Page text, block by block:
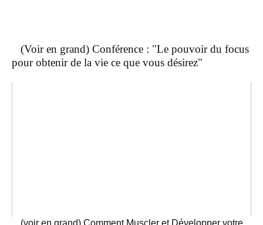
(Voir en grand) Conférence : "Le pouvoir du focus
pour obtenir de la vie ce que vous désirez"
(voir en grand) Comment Muscler et Développer votre